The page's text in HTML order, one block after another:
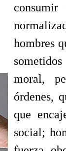
hombres
moral,
órdenes,
que
social;